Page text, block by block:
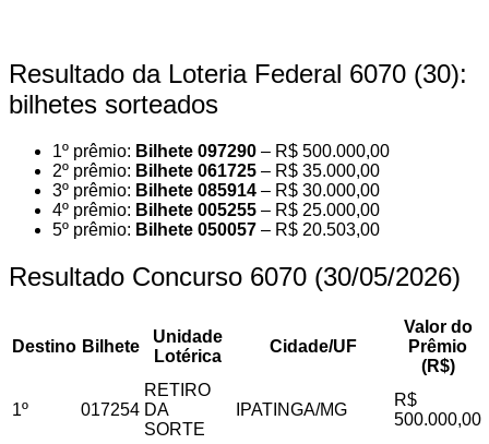
Resultado da Loteria Federal 6070 (30):
bilhetes sorteados
1º prêmio: Bilhete 097290 – R$ 500.000,00
2º prêmio: Bilhete 061725 – R$ 35.000,00
3º prêmio: Bilhete 085914 – R$ 30.000,00
4º prêmio: Bilhete 005255 – R$ 25.000,00
5º prêmio: Bilhete 050057 – R$ 20.503,00
Resultado Concurso 6070 (30/05/2026)
Destino Bilhete
Unidade
Lotérica
Cidade/UF
Valor do
Prêmio
(R$)
1º 017254
RETIRO
DA
SORTE
IPATINGA/MG
R$
500.000,00